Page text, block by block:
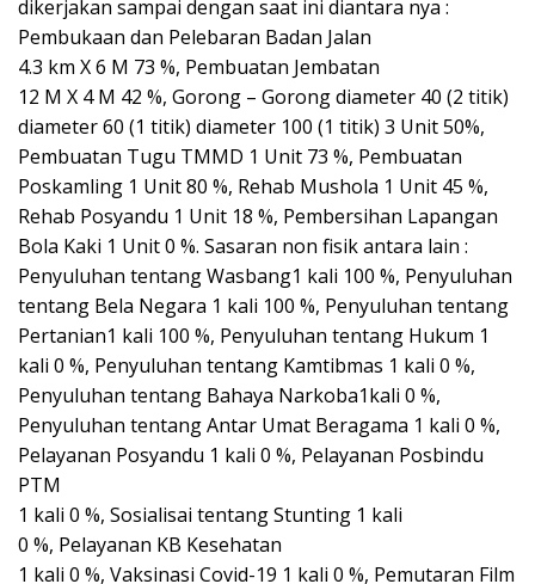
dikerjakan sampai dengan saat ini diantara nya :
Pembukaan dan Pelebaran Badan Jalan
4.3 km X 6 M 73 %, Pembuatan Jembatan
12 M X 4 M 42 %, Gorong – Gorong diameter 40 (2 titik)
diameter 60 (1 titik) diameter 100 (1 titik) 3 Unit 50%,
Pembuatan Tugu TMMD 1 Unit 73 %, Pembuatan
Poskamling 1 Unit 80 %, Rehab Mushola 1 Unit 45 %,
Rehab Posyandu 1 Unit 18 %, Pembersihan Lapangan
Bola Kaki 1 Unit 0 %. Sasaran non fisik antara lain :
Penyuluhan tentang Wasbang1 kali 100 %, Penyuluhan
tentang Bela Negara 1 kali 100 %, Penyuluhan tentang
Pertanian1 kali 100 %, Penyuluhan tentang Hukum 1
kali 0 %, Penyuluhan tentang Kamtibmas 1 kali 0 %,
Penyuluhan tentang Bahaya Narkoba1kali 0 %,
Penyuluhan tentang Antar Umat Beragama 1 kali 0 %,
Pelayanan Posyandu 1 kali 0 %, Pelayanan Posbindu
PTM
1 kali 0 %, Sosialisai tentang Stunting 1 kali
0 %, Pelayanan KB Kesehatan
1 kali 0 %, Vaksinasi Covid-19 1 kali 0 %, Pemutaran Film